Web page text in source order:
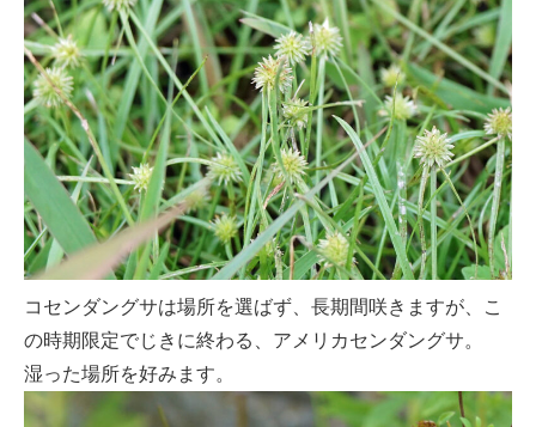
コセンダングサは場所を選ばず、長期間咲きますが、こ
の時期限定でじきに終わる、アメリカセンダングサ。
湿った場所を好みます。